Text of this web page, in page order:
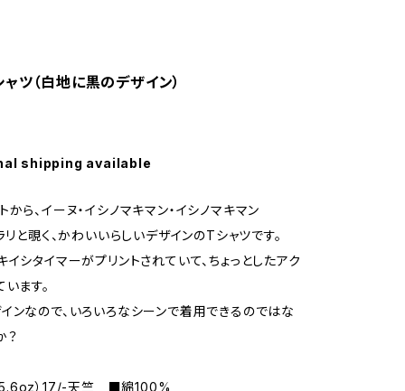
ツ（白地に黒のデザイン）
shipping available
から、イーヌ・イシノマキマン・イシノマキマン
と覗く、かわいいらしいデザインのTシャツです。
イシタイマーがプリントされていて、ちょっとしたアク
ます。
ンなので、いろいろなシーンで着用できるのではな
？
）17/-天竺 ■綿100%